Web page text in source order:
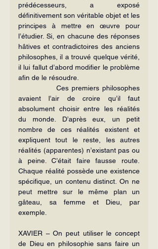
prédécesseurs, a exposé
définitivement son véritable objet et les
principes à mettre en œuvre pour
l’étudier. Si, en chacune des réponses
hâtives et contradictoires des anciens
philosophes, il a trouvé quelque vérité,
il lui fallut d’abord modifier le problème
afin de le résoudre.
Ces premiers philosophes
avaient l’air de croire qu’il faut
absolument choisir entre les réalités
du monde. D’après eux, un petit
nombre de ces réalités existent et
expliquent tout le reste, les autres
réalités (apparentes) n’existant pas ou
à peine. C’était faire fausse route.
Chaque réalité possède une existence
spécifique, un contenu distinct. On ne
peut mettre sur le même plan un
gâteau, sa femme et Dieu, par
exemple.
XAVIER – On peut utiliser le concept
de Dieu en philosophie sans faire un